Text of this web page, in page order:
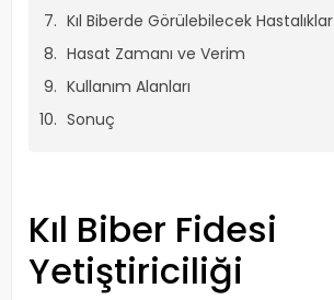
Kıl Biberde Görülebilecek Hastalıklar
Hasat Zamanı ve Verim
Kullanım Alanları
Sonuç
Kıl Biber Fidesi
Yetiştiriciliği